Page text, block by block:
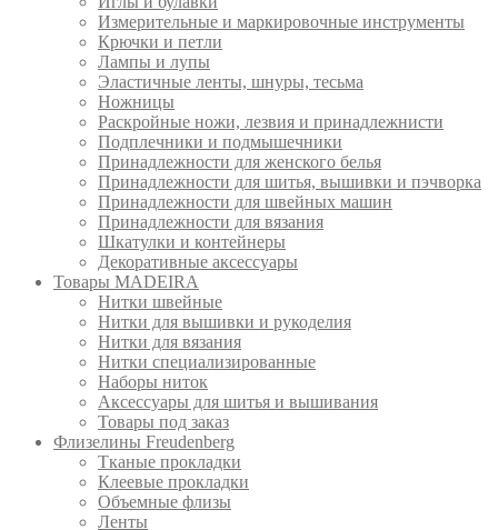
Измерительные и маркировочные инструменты
Крючки и петли
Лампы и лупы
Эластичные ленты, шнуры, тесьма
Ножницы
Раскройные ножи, лезвия и принадлежнисти
Подплечники и подмышечники
Принадлежности для женского белья
Принадлежности для шитья, вышивки и пэчворка
Принадлежности для швейных машин
Принадлежности для вязания
Шкатулки и контейнеры
Декоративные аксессуары
Товары MADEIRA
Нитки швейные
Нитки для вышивки и рукоделия
Нитки для вязания
Нитки специализированные
Наборы ниток
Аксессуары для шитья и вышивания
Товары под заказ
Флизелины Freudenberg
Тканые прокладки
Клеевые прокладки
Объемные флизы
Ленты